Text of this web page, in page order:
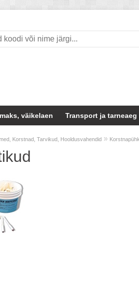
väikelaen Transport ja tarneaeg
Korstnad, Tarvikud, Hooldusvahendid »